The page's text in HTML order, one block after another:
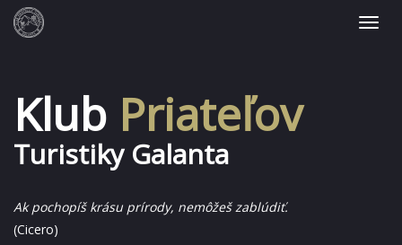
Klub Priateľov
Turistiky Galanta
Ak pochopíš krásu prírody, nemôžeš zablúdiť.
(Cicero)